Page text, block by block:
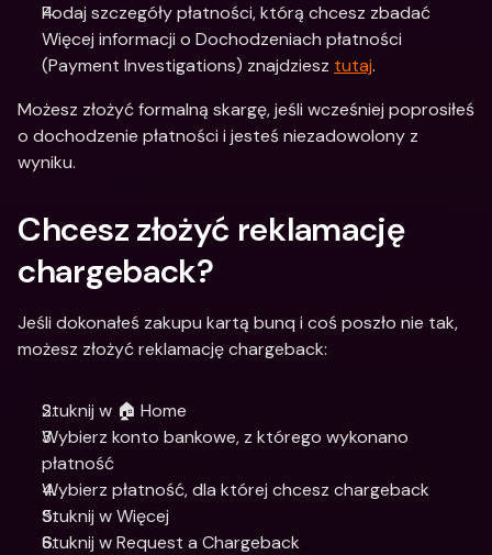
Podaj szczegóły płatności, którą chcesz zbadać
Więcej informacji o Dochodzeniach płatności
(Payment Investigations) znajdziesz tutaj.
Możesz złożyć formalną skargę, jeśli wcześniej poprosiłeś
o dochodzenie płatności i jesteś niezadowolony z
wyniku.
Chcesz złożyć reklamację
chargeback?
Jeśli dokonałeś zakupu kartą bunq i coś poszło nie tak,
możesz złożyć reklamację chargeback:
Stuknij w 🏠 Home
Wybierz konto bankowe, z którego wykonano
płatność
Wybierz płatność, dla której chcesz chargeback
Stuknij w Więcej
Stuknij w Request a Chargeback